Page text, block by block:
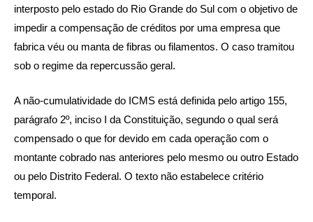
interposto pelo estado do Rio Grande do Sul com o objetivo de
impedir a compensação de créditos por uma empresa que
fabrica véu ou manta de fibras ou filamentos. O caso tramitou
sob o regime da repercussão geral.
A não-cumulatividade do ICMS está definida pelo artigo 155,
parágrafo 2º, inciso I da Constituição, segundo o qual será
compensado o que for devido em cada operação com o
montante cobrado nas anteriores pelo mesmo ou outro Estado
ou pelo Distrito Federal. O texto não estabelece critério
temporal.